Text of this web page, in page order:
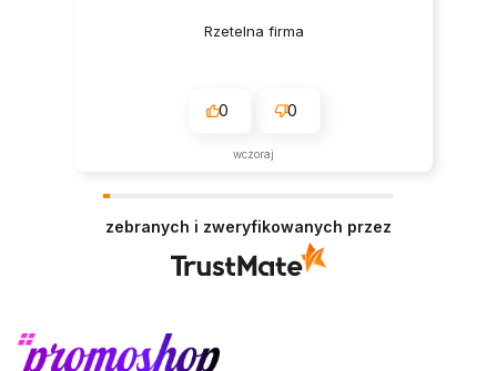
Rzetelna firma
0 0
wczoraj
zebranych i zweryfikowanych przez